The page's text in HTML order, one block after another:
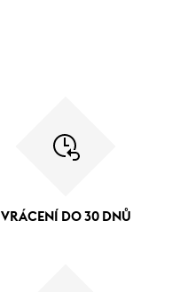
VRÁCENÍ DO 30 DNŮ